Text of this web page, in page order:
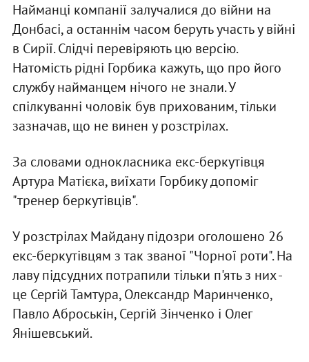
Найманці компанії залучалися до війни на
Донбасі, а останнім часом беруть участь у війні
в Сирії. Слідчі перевіряють цю версію.
Натомість рідні Горбика кажуть, що про його
службу найманцем нічого не знали. У
спілкуванні чоловік був прихованим, тільки
зазначав, що не винен у розстрілах.
За словами однокласника екс-беркутівця
Артура Матієка, виїхати Горбику допоміг
"тренер беркутівців".
У розстрілах Майдану підозри оголошено 26
екс-беркутівцям з так званої "Чорної роти". На
лаву підсудних потрапили тільки п'ять з них -
це Сергій Тамтура, Олександр Маринченко,
Павло Аброськін, Сергій Зінченко і Олег
Янішевський.